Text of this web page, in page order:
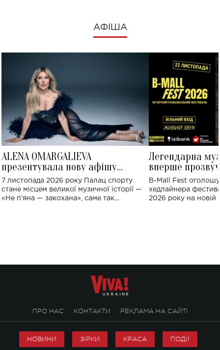
АФІША
ALENA OMARGALIEVA
презентувала нову афішу
великого концерту в Палаці
спорту
7 листопада 2026 року Палац спорту
стане місцем великої музичної історії —
«Не пʼяна — закохана», саме так
Легендарна
вперше
Україні: де
B-Mall Fest
хедлайнера
2026 року на новій
ПРО НАС КОНТАКТИ РЕКЛАМА НА САЙТІ
НОВИНИ ЗІРКИ КРАСА ПОДІЇ